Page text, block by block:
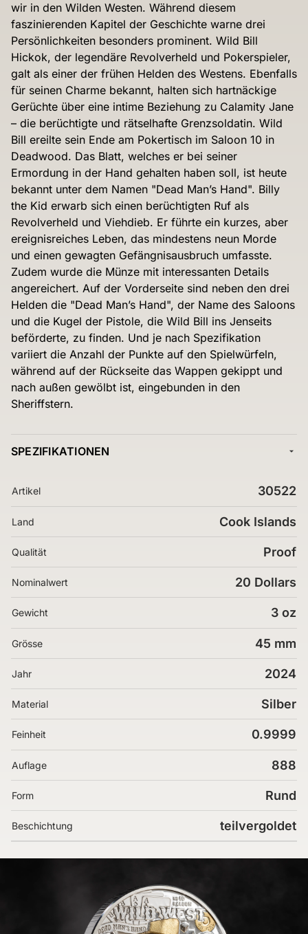
wir in den Wilden Westen. Während diesem
faszinierenden Kapitel der Geschichte warne drei
Persönlichkeiten besonders prominent. Wild Bill
Hickok, der legendäre Revolverheld und Pokerspieler,
galt als einer der frühen Helden des Westens. Ebenfalls
für seinen Charme bekannt, halten sich hartnäckige
Gerüchte über eine intime Beziehung zu Calamity Jane
– die berüchtigte und rätselhafte Grenzsoldatin. Wild
Bill ereilte sein Ende am Pokertisch im Saloon 10 in
Deadwood. Das Blatt, welches er bei seiner
Ermordung in der Hand gehalten haben soll, ist heute
bekannt unter dem Namen "Dead Man’s Hand". Billy
the Kid erwarb sich einen berüchtigten Ruf als
Revolverheld und Viehdieb. Er führte ein kurzes, aber
ereignisreiches Leben, das mindestens neun Morde
und einen gewagten Gefängnisausbruch umfasste.
Zudem wurde die Münze mit interessanten Details
angereichert. Auf der Vorderseite sind neben den drei
Helden die "Dead Man’s Hand", der Name des Saloons
und die Kugel der Pistole, die Wild Bill ins Jenseits
beförderte, zu finden. Und je nach Spezifikation
variiert die Anzahl der Punkte auf den Spielwürfeln,
während auf der Rückseite das Wappen gekippt und
nach außen gewölbt ist, eingebunden in den
Sheriffstern.
SPEZIFIKATIONEN
Artikel 30522
Land Cook Islands
Qualität Proof
Nominalwert 20 Dollars
Gewicht 3 oz
Grösse 45 mm
Jahr 2024
Material Silber
Feinheit 0.9999
Auflage 888
Form Rund
Beschichtung teilvergoldet